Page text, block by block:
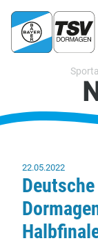
TSV
Bayer
1920
22.05.2022